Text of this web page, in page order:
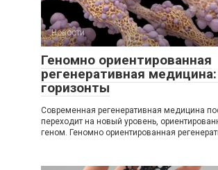
Новости
Геномно ориентированная
регенеративная
горизонты
Современная регенеративная медицина
переходит на новый уровень,
геном. Геномно ориентированная